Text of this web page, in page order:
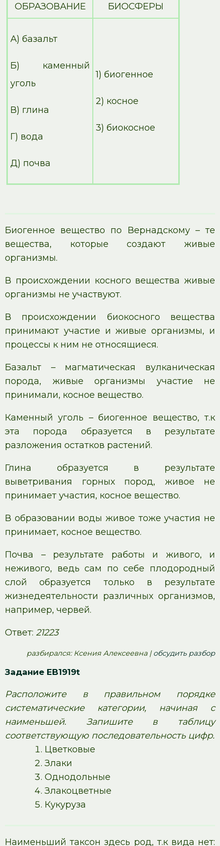
ОБРАЗОВАНИЕ
БИОСФЕРЫ
А) базальт
Б) каменный
уголь
В) глина
Г) вода
Д) почва
1) биогенное
2) косное
3) биокосное
Биогенное вещество по Вернадскому – те
вещества, которые создают живые
организмы.
В происхождении косного вещества живые
организмы не участвуют.
В происхождении биокосного вещества
принимают участие и живые организмы, и
процессы к ним не относящиеся.
Базальт – магматическая вулканическая
порода, живые организмы участие не
принимали, косное вещество.
Каменный уголь – биогенное вещество, т.к
эта порода образуется в результате
разложения остатков растений.
Глина образуется в результате
выветривания горных пород, живое не
принимает участия, косное вещество.
В образовании воды живое тоже участия не
принимает, косное вещество.
Почва – результате работы и живого, и
неживого, ведь сам по себе плодородный
слой образуется только в результате
жизнедеятельности различных организмов,
например, червей.
Ответ: 21223
pазбирался: Ксения Алексеевна |обсудить разбор
Задание EB1919t
Расположите в правильном порядке
систематические категории, начиная с
наименьшей. Запишите в таблицу
соответствующую последовательность цифр.
Цветковые
Злаки
Однодольные
Злакоцветные
Кукуруза
Наименьший таксон здесь род, т.к вида нет: